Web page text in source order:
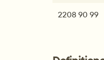
2208 90 99